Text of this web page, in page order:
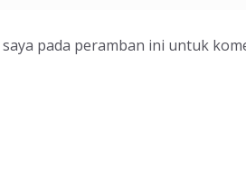
pada peramban ini untuk